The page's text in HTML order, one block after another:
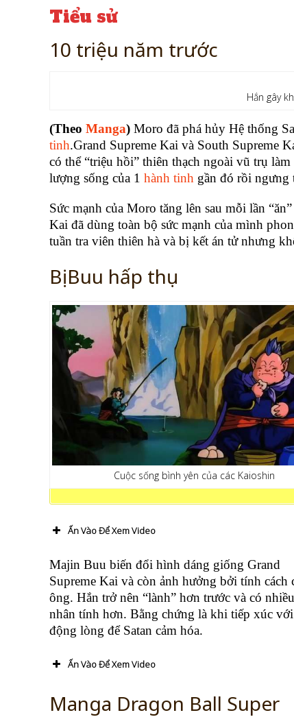
Tiểu sử
10 triệu năm trước
Hắn gây
(Theo Manga) Moro đã phá hủy Hệ thống
tinh.Grand Supreme Kai và South Supreme
có thể “triệu hồi” thiên thạch ngoài vũ trụ
lượng sống của 1 hành tinh gần đó rồi
Sức mạnh của Moro tăng lên sau mỗi lần
Kai đã dùng toàn bộ sức mạnh của mình
tuần tra viên thiên hà và bị kết án tử nhưng
Bị Buu hấp thụ
Cuộc sống bình yên của các Kaioshin
Ấn Vào Để Xem Video
Majin Buu biến đổi hình dáng giống Grand
Supreme Kai và còn ảnh hưởng bởi tính cách
ông. Hắn trở nên “lành” hơn trước và có nhiều
nhân tính hơn. Bằng chứng là khi tiếp xúc
động lòng để Satan cảm hóa.
Ấn Vào Để Xem Video
Manga Dragon Ball Super